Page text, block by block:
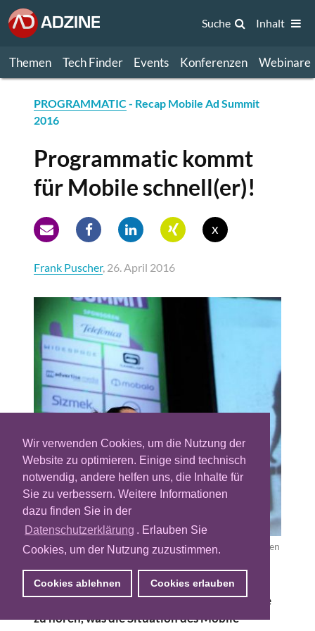
Wir verwenden Cookies, um die Nutzung der
Website zu optimieren. Einige sind technisch
notwendig, andere helfen uns, die Inhalte für
Sie zu verbessern. Weitere Informationen
dazu finden Sie in der
Datenschutzerklärung . Erlauben Sie
Cookies, um der Nutzung zuzustimmen.
Cookies ablehnen Cookies erlauben
Themen Tech Finder Events Konferenzen Webinare
Suche Inhalt
PROGRAMMATIC- Recap Mobile Ad Summit
2016
Programmatic kommt
für Mobile schnell(er)!
x
Frank Puscher, 26. April 2016
Jan Firsching von Futurebiz referrierte über die mobilen
auf Instagram und Snapchat
Auf dem diesjährigen Mobile Advertising
Summit in Berlin waren einige kritische Töne
zu hören, was die Situation des Mobile